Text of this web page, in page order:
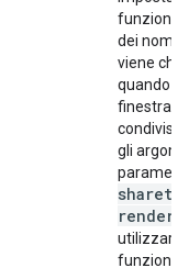
funzione
dei nomi
viene
quando si
finestra
gli
render
utilizzare
funzione